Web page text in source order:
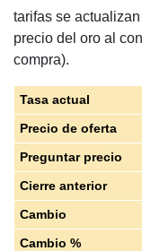
tarifas se
precio del oro al
compra).
Tasa actual
Precio de oferta
Preguntar precio
Cierre anterior
Cambio
Cambio %